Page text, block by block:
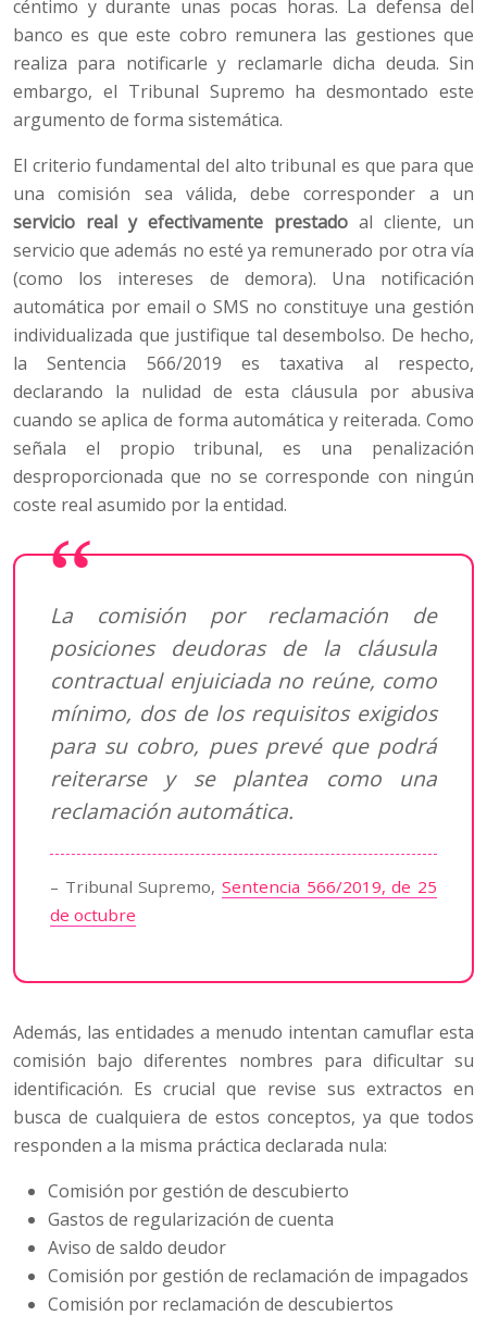
céntimo y durante unas pocas horas. La defensa del
banco es que este cobro remunera las gestiones que
realiza para notificarle y reclamarle dicha deuda. Sin
embargo, el Tribunal Supremo ha desmontado este
argumento de forma sistemática.
El criterio fundamental del alto tribunal es que para que
una comisión sea válida, debe corresponder a un
servicio real y efectivamente prestado al cliente, un
servicio que además no esté ya remunerado por otra vía
(como los intereses de demora). Una notificación
automática por email o SMS no constituye una gestión
individualizada que justifique tal desembolso. De hecho,
la Sentencia 566/2019 es taxativa al respecto,
declarando la nulidad de esta cláusula por abusiva
cuando se aplica de forma automática y reiterada. Como
señala el propio tribunal, es una penalización
desproporcionada que no se corresponde con ningún
coste real asumido por la entidad.
La comisión por reclamación de
posiciones deudoras de la cláusula
contractual enjuiciada no reúne, como
mínimo, dos de los requisitos exigidos
para su cobro, pues prevé que podrá
reiterarse y se plantea como una
reclamación automática.
– Tribunal Supremo, Sentencia 566/2019, de 25
de octubre
Además, las entidades a menudo intentan camuflar esta
comisión bajo diferentes nombres para dificultar su
identificación. Es crucial que revise sus extractos en
busca de cualquiera de estos conceptos, ya que todos
responden a la misma práctica declarada nula:
Comisión por gestión de descubierto
Gastos de regularización de cuenta
Aviso de saldo deudor
Comisión por gestión de reclamación de impagados
Comisión por reclamación de descubiertos